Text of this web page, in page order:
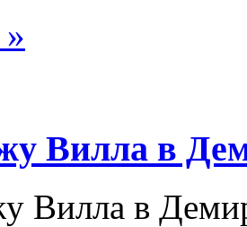
Вилла в
Вилла в